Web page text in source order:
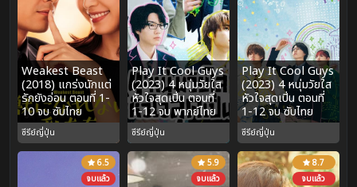
Weakest Beast
(2018) แกร่งนักแต่
รักยังอ่อน ตอนที่ 1-
10 จบ ซับไทย
ซีรีย์ญี่ปุ่น
Play It Cool Guys
(2023) 4 หนุ่มวัยใส
หัวใจสุดเปิ่น ตอนที่
1-12 จบ พากย์ไทย
ซีรีย์ญี่ปุ่น
Play It Cool Guys
(2023) 4 หนุ่มวัยใส
หัวใจสุดเปิ่น ตอนที่
1-12 จบ ซับไทย
ซีรีย์ญี่ปุ่น
6.5
จบแล้ว
5.9
จบแล้ว
8.7
จบแล้ว